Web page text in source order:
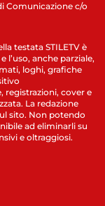
Comunicazione c/o
testata STILETV è
l’uso, anche parziale,
loghi, grafiche
registrazioni, cover e
La redazione
sito. Non potendo
ad eliminarli su
e oltraggiosi.